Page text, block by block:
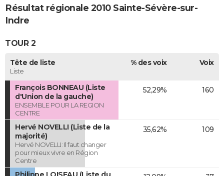
Résultat régionale 2010 Sainte-Sévère-sur-
Indre
TOUR 2
Tête de liste
Liste
% des voix Voix
François BONNEAU (Liste
d'Union de la gauche)
ENSEMBLE POUR LA REGION
CENTRE
52,29% 160
Hervé NOVELLI (Liste de la
majorité)
Hervé NOVELLI: Il faut changer
pour mieux vivre en Région
Centre
35,62% 109